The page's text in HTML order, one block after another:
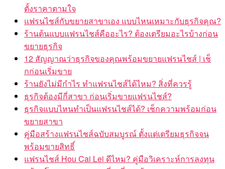
ตั้งราคาตามใจ
แฟรนไชส์กับขยายสาขาเอง แบบไหนเหมาะกับธุรกิจคุณ?
ร้านต้นแบบแฟรนไชส์คืออะไร? ต้องเตรียมอะไรบ้างก่อน
ขยายธุรกิจ
12 สัญญาณว่าธุรกิจของคุณพร้อมขยายแฟรนไชส์ | เช็
กก่อนเริ่มขาย
ร้านยังไม่มีกำไร ทำแฟรนไชส์ได้ไหม? สิ่งที่ควรรู้
ธุรกิจต้องมีกี่สาขา ก่อนเริ่มขายแฟรนไชส์?
ธุรกิจแบบไหนทำเป็นแฟรนไชส์ได้? เช็กความพร้อมก่อน
ขยายสาขา
คู่มือสร้างแฟรนไชส์ฉบับสมบูรณ์ ตั้งแต่เตรียมธุรกิจจน
พร้อมขายสิทธิ์
แฟรนไชส์ Hou Cai Lei ดีไหม? คู่มือวิเคราะห์การลงทุน